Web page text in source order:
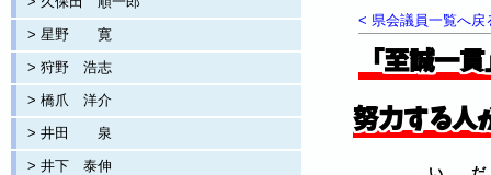
> 星野 寛
> 狩野 浩志
> 橋爪 洋介
> 井田 泉
> 井下 泰伸
< 県会議員一覧へ戻
「至誠一
努力する人